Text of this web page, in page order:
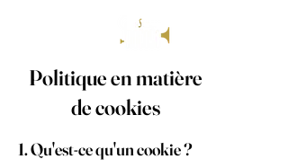
Politique en matière
de cookies
1. Qu'est-ce qu'un cookie ?